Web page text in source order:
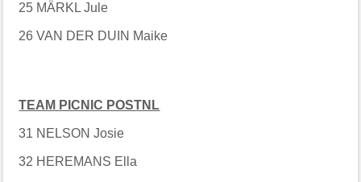
25 MÄRKL Jule
26 VAN DER DUIN Maike
TEAM PICNIC POSTNL
31 NELSON Josie
32 HEREMANS Ella